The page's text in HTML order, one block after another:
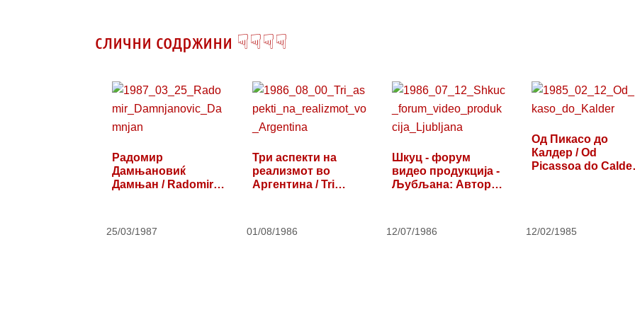
слични содржини ☟☟☟☟
Радомир
Дамњановиќ
Дамњан / Radomir
25/03/1987
Три аспекти на
реализмот во
Аргентина / Tri
01/08/1986
Шкуц - форум
видео продукција -
Љубљана: Авторск
12/07/1986
Од Пикасо до
Калдер / Od
Picassoa do
12/02/1985